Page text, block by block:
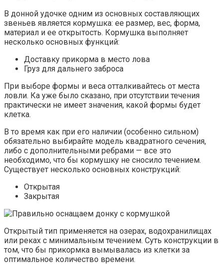
В донной удочке одним из основных составляющих
звеньев является кормушка: ее размер, вес, форма,
материал и ее открытость. Кормушка выполняет
несколько основных функций:
Доставку прикорма в место лова
Груз для дальнего заброса
При выборе формы и веса отталкивайтесь от места
ловли. Ка уже было сказано, при отсутствии течения
практически не имеет значения, какой формы будет
клетка.
В то время как при его наличии (особенно сильном)
обязательно выбирайте модель квадратного сечения,
либо с дополнительными ребрами — все это
необходимо, что бы кормушку не сносило течением.
Существует несколько основных конструкций:
Открытая
Закрытая
Открытый тип применяется на озерах, водохранилищах
или реках с минимальным течением. Суть конструкции в
том, что бы прикормка вымывалась из клетки за
оптимальное количество времени.